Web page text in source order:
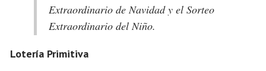
Extraordinario de Navidad y el Sorteo
Extraordinario del Niño.
Lotería Primitiva